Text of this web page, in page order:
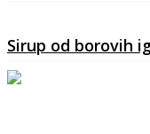
Sirup od borovih